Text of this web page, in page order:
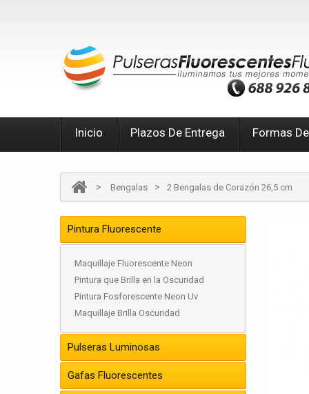
Inicio Plazos De Entrega Formas
> Bengalas > 2 Bengalas de Corazón 26,5 cm
Pintura Fluorescente
Maquillaje Fluorescente Neon
Pintura que Brilla en la Oscuridad
Pintura Fosforescente Neon Uv
Maquillaje Brilla Oscuridad
Pulseras Luminosas
Gafas Fluorescentes